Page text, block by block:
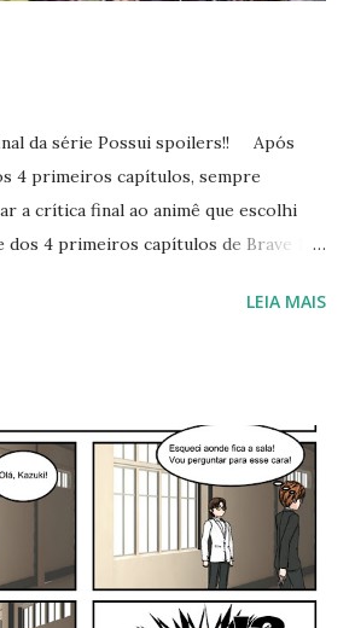
da série Possui spoilers!! Após
4 primeiros capítulos, sempre
a crítica final ao animê que escolhi
dos 4 primeiros capítulos de Brave 10,
temporada e da série. Posso
que Brave 10 (mangá) é um
deveria ter uma história mais
bem construídos. Ao assistir os 4
notei que este potencial existia.
um enredo como o que foi mostrado
X, isto é, aprofundando a narrativa
LEIA MAIS